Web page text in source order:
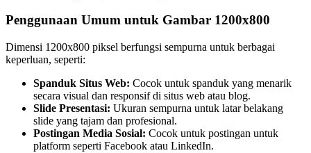
Penggunaan Umum untuk Gambar 1200x800
Dimensi 1200x800 piksel berfungsi sempurna untuk berbagai
keperluan, seperti:
Spanduk Situs Web: Cocok untuk spanduk yang menarik
secara visual dan responsif di situs web atau blog.
Slide Presentasi: Ukuran sempurna untuk latar belakang
slide yang tajam dan profesional.
Postingan Media Sosial: Cocok untuk postingan untuk
platform seperti Facebook atau LinkedIn.